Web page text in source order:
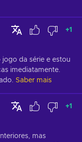
+1
jogo da série e estou
imediatamente.
Saber mais
+1
mas